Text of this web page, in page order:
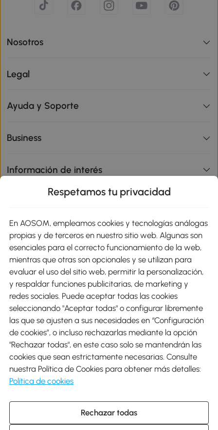
Nosotros
Legal
Ayuda y Soporte
Business
Información de interés
Métodos de Pago
Envíos
Descargar Aosom App
Google Play
931 29 45 12 (L-V de 8:30 a 17:30h)
atencioncliente@aosom.es
Respetamos tu privacidad
En AOSOM, empleamos cookies y tecnologías análogas
propias y de terceros en nuestro sitio web. Algunas son
esenciales para el correcto funcionamiento de la web,
mientras que otras son opcionales y se utilizan para
evaluar el uso del sitio web, permitir la personalización,
y respaldar funciones publicitarias, de marketing y
redes sociales. Puede aceptar todas las cookies
seleccionando "Aceptar todas" o configurar libremente
las que se ajusten a sus necesidades en “Configuración
de cookies”, o incluso rechazarlas mediante la opción
"Rechazar todas", en este caso solo se mantendrán las
cookies que sean estrictamente necesarias. Consulte
nuestra Política de Cookies para obtener más detalles:
Política de cookies
Rechazar todas